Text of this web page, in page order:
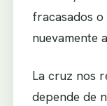
fracasados
nuevamente
La cruz nos
depende de